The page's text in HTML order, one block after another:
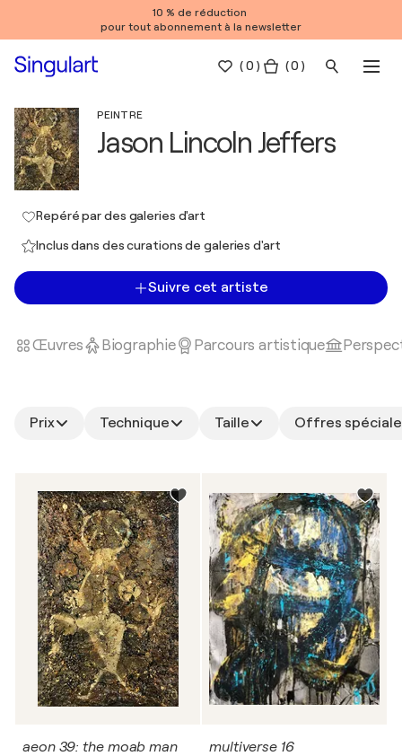
10 % de réduction
pour tout abonnement à la newsletter
(0 ) ( 0 )
PEINTRE
Jason Lincoln Jeffers
Repéré par des galeries d'art
Inclus dans des curations de galeries d'art
Suivre cet artiste
Œuvres Biographie Parcours artistique
Prix Technique Taille Offres
aeon 39: the moab man multiverse 16